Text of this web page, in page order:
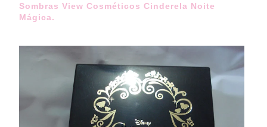
Sombras View Cosméticos Cinderela Noite
Mágica.